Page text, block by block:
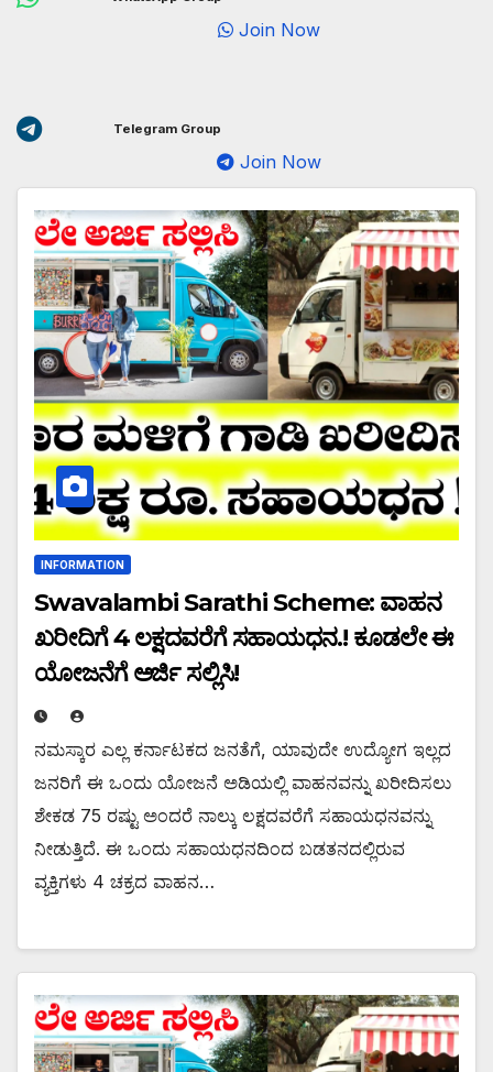
Join Now
Telegram Group
Join Now
INFORMATION
Swavalambi Sarathi Scheme: ವಾಹನ
ಖರೀದಿಗೆ 4 ಲಕ್ಷದವರೆಗೆ ಸಹಾಯಧನ.! ಕೂಡಲೇ ಈ
ಯೋಜನೆಗೆ ಅರ್ಜಿ ಸಲ್ಲಿಸಿ!
ನಮಸ್ಕಾರ ಎಲ್ಲ ಕರ್ನಾಟಕದ ಜನತೆಗೆ, ಯಾವುದೇ ಉದ್ಯೋಗ ಇಲ್ಲದ
ಜನರಿಗೆ ಈ ಒಂದು ಯೋಜನೆ ಅಡಿಯಲ್ಲಿ ವಾಹನವನ್ನು ಖರೀದಿಸಲು
ಶೇಕಡ 75 ರಷ್ಟು ಅಂದರೆ ನಾಲ್ಕು ಲಕ್ಷದವರೆಗೆ ಸಹಾಯಧನವನ್ನು
ನೀಡುತ್ತಿದೆ. ಈ ಒಂದು ಸಹಾಯಧನದಿಂದ ಬಡತನದಲ್ಲಿರುವ
ವ್ಯಕ್ತಿಗಳು 4 ಚಕ್ರದ ವಾಹನ…